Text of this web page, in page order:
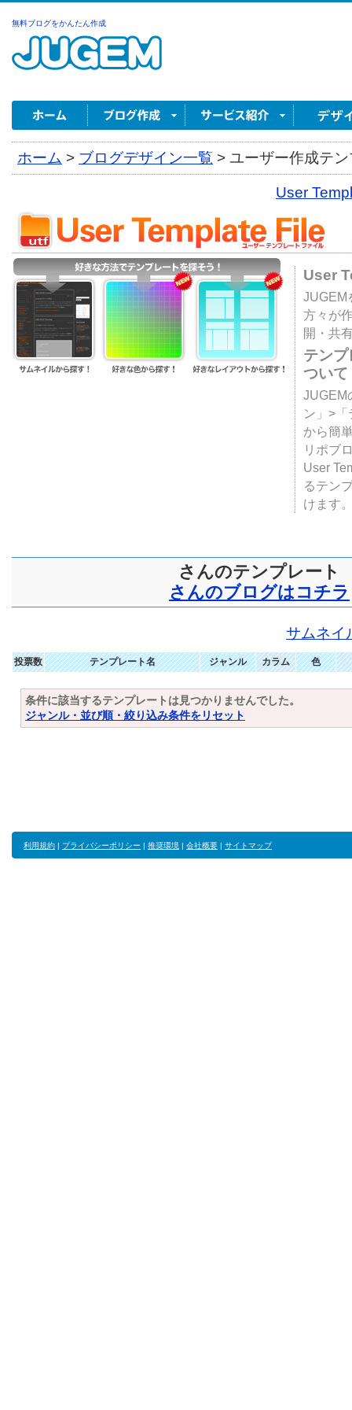
無料ブログをかんたん作成
ホーム > ブログデザイン一覧 > ユーザー作成テ
User
User
JUGEM
方々が
開・共
テン
ついて
JUGEM
ン」>
から簡
リポブ
User
るテン
けます
さんのテンプレート
さんのブログはコチラ
サムネイ
投票数 テンプレート名 ジャンル カラム 色
条件に該当するテンプレートは見つかりませんでした。
ジャンル・並び順・絞り込み条件をリセット
利用規約 | プライバシーポリシー | 推奨環境 | 会社概要 | サイトマップ